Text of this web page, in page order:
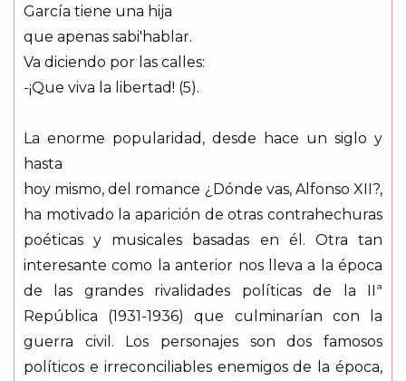
García tiene una hija
que apenas sabi'hablar.
Va diciendo por las calles:
-¡Que viva la libertad! (5).
La enorme popularidad, desde hace un siglo y
hasta
hoy mismo, del romance ¿Dónde vas, Alfonso XII?,
ha motivado la aparición de otras contrahechuras
poéticas y musicales basadas en él. Otra tan
interesante como la anterior nos lleva a la época
de las grandes rivalidades políticas de la IIª
República (1931-1936) que culminarían con la
guerra civil. Los personajes son dos famosos
políticos e irreconciliables enemigos de la época,